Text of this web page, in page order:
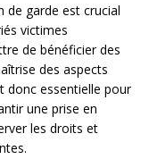
de garde est crucial
victimes
de bénéficier des
des aspects
donc essentielle pour
une prise en
les droits et